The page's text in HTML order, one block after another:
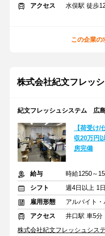
アクセス
水俣駅 徒歩
この企業の
株式会社紀文フレッ
紀文フレッシュシステム 広
【荷受け
収20万円
房完備
給与
時給1250～
シフト
週4日以上 1
雇用形態
アルバイト・
アクセス
井口駅 車5分
株式会社紀文フレッシュシス